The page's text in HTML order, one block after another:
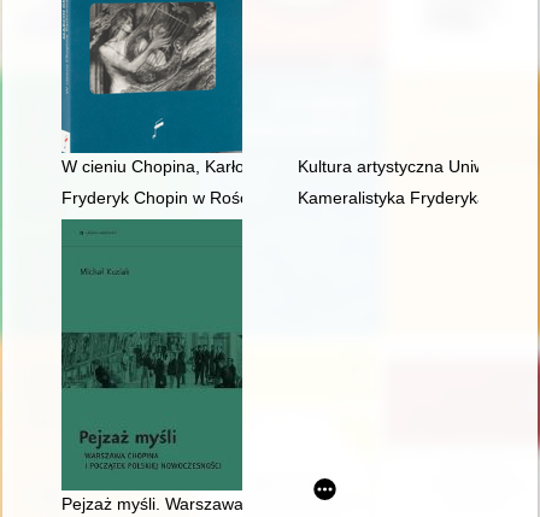
W cieniu Chopina, Karłowicza i Szymanowskiego : szkice i
Kultura artystyczna
Fryderyk Chopin w RościszewieKameralistyka Fryderyka
Pejzaż myśli. Warszawa Chopina i początek polskiej